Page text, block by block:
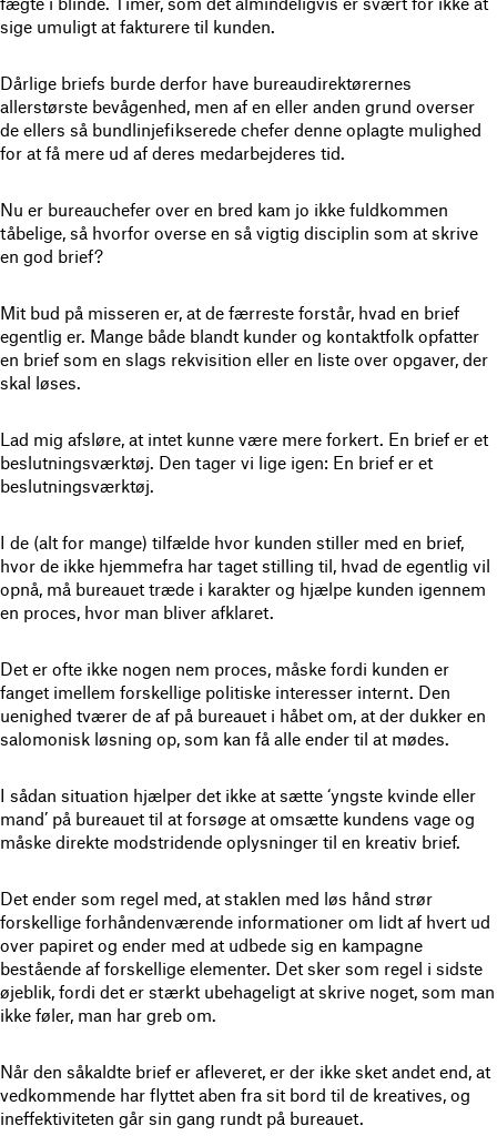
sige umuligt at fakturere til kunden.
Dårlige briefs burde derfor have bureaudirektørernes
allerstørste bevågenhed, men af en eller anden grund overser
de ellers så bundlinjefikserede chefer denne oplagte mulighed
for at få mere ud af deres medarbejderes tid.
Nu er bureauchefer over en bred kam jo ikke fuldkommen
tåbelige, så hvorfor overse en så vigtig disciplin som at skrive
en god brief?
Mit bud på misseren er, at de færreste forstår, hvad en brief
egentlig er. Mange både blandt kunder og kontaktfolk opfatter
en brief som en slags rekvisition eller en liste over opgaver, der
skal løses.
Lad mig afsløre, at intet kunne være mere forkert. En brief er et
beslutningsværktøj. Den tager vi lige igen: En brief er et
beslutningsværktøj.
I de (alt for mange) tilfælde hvor kunden stiller med en brief,
hvor de ikke hjemmefra har taget stilling til, hvad de egentlig vil
opnå, må bureauet træde i karakter og hjælpe kunden igennem
en proces, hvor man bliver afklaret.
Det er ofte ikke nogen nem proces, måske fordi kunden er
fanget imellem forskellige politiske interesser internt. Den
uenighed tværer de af på bureauet i håbet om, at der dukker en
salomonisk løsning op, som kan få alle ender til at mødes.
I sådan situation hjælper det ikke at sætte ‘yngste kvinde eller
mand’ på bureauet til at forsøge at omsætte kundens vage og
måske direkte modstridende oplysninger til en kreativ brief.
Det ender som regel med, at staklen med løs hånd strør
forskellige forhåndenværende informationer om lidt af hvert ud
over papiret og ender med at udbede sig en kampagne
bestående af forskellige elementer. Det sker som regel i sidste
øjeblik, fordi det er stærkt ubehageligt at skrive noget, som man
ikke føler, man har greb om.
Når den såkaldte brief er afleveret, er der ikke sket andet end, at
vedkommende har flyttet aben fra sit bord til de kreatives, og
ineffektiviteten går sin gang rundt på bureauet.